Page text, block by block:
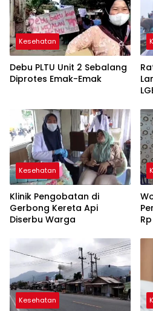
Kesehatan
Debu PLTU Unit 2 Sebalang
Diprotes Emak-Emak
Kesehatan
Klinik Pengobatan di
Gerbong Kereta Api
Diserbu Warga
Kesehatan